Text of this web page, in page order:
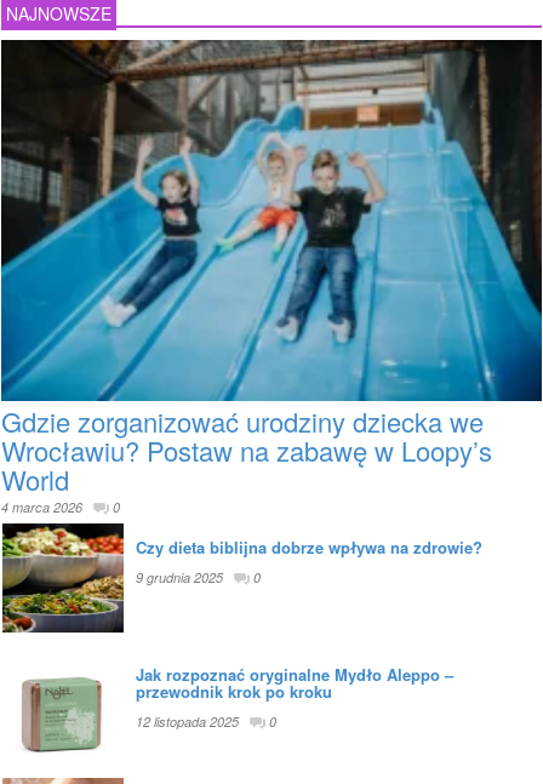
NAJNOWSZE
Gdzie zorganizować urodziny dziecka we
Wrocławiu? Postaw na zabawę w Loopy’s
World
4 marca 2026 0
Czy dieta biblijna dobrze wpływa na zdrowie?
9 grudnia 2025 0
Jak rozpoznać oryginalne Mydło Aleppo –
przewodnik krok po kroku
12 listopada 2025 0